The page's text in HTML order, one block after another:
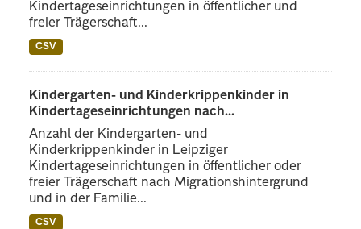
Kindertageseinrichtungen in öffentlicher und
freier Trägerschaft...
CSV
Kindergarten- und Kinderkrippenkinder in
Kindertageseinrichtungen nach...
Anzahl der Kindergarten- und
Kinderkrippenkinder in Leipziger
Kindertageseinrichtungen in öffentlicher oder
freier Trägerschaft nach Migrationshintergrund
und in der Familie...
CSV